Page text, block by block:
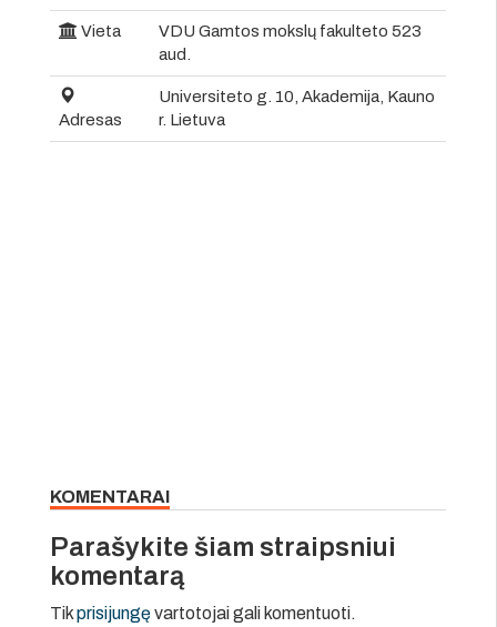
Vieta
VDU Gamtos mokslų fakulteto 523
aud.
Adresas
Universiteto g. 10, Akademija, Kauno
r. Lietuva
KOMENTARAI
Parašykite šiam straipsniui
komentarą
Tikprisijungęvartotojai gali komentuoti.